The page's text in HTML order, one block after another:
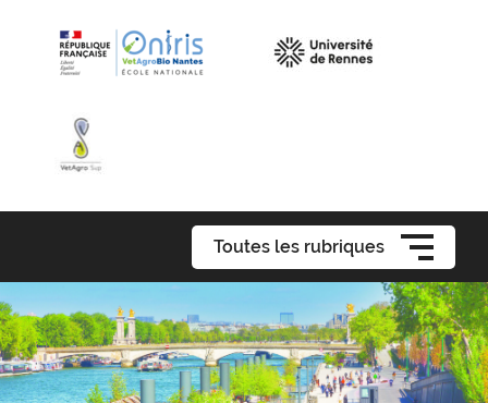
Toutes les rubriques